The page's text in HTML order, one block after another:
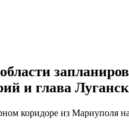
и глава
коридоре из Мариуполя